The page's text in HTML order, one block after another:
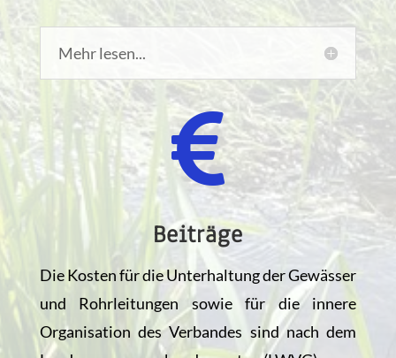
Mehr lesen...

Beiträge
Die Kosten für die Unterhaltung der Gewässer
und Rohrleitungen sowie für die innere
Organisation des Verbandes sind nach dem